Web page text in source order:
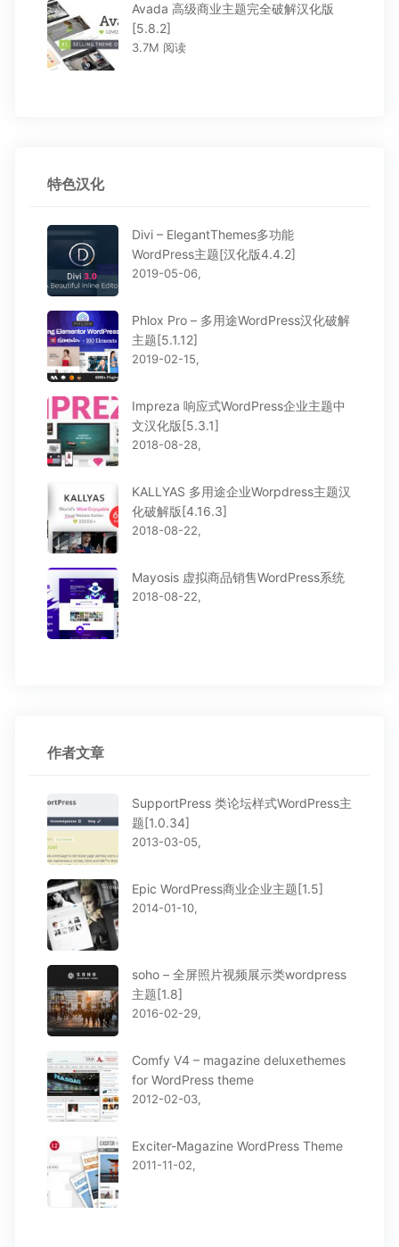
Avada 高级商业主题完全破解汉化版
[5.8.2]
3.7M 阅读
特色汉化
Divi – ElegantThemes多功能
WordPress主题[汉化版4.4.2]
2019-05-06,
Phlox Pro – 多用途WordPress汉化破解
主题[5.1.12]
2019-02-15,
Impreza 响应式WordPress企业主题中
文汉化版[5.3.1]
2018-08-28,
KALLYAS 多用途企业Worpdress主题汉
化破解版[4.16.3]
2018-08-22,
Mayosis 虚拟商品销售WordPress系统
2018-08-22,
作者文章
SupportPress 类论坛样式WordPress主
题[1.0.34]
2013-03-05,
Epic WordPress商业企业主题[1.5]
2014-01-10,
soho – 全屏照片视频展示类wordpress
主题[1.8]
2016-02-29,
Comfy V4 – magazine deluxethemes
for WordPress theme
2012-02-03,
Exciter-Magazine WordPress Theme
2011-11-02,